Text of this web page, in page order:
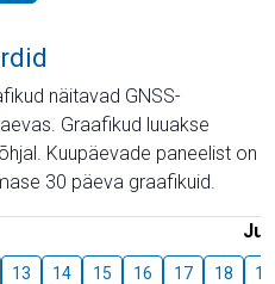
näitavad GNSS-
Graafikud luuakse
Kuupäevade paneelist on
30 päeva graafikuid.
13 14 15 16 17 18 19